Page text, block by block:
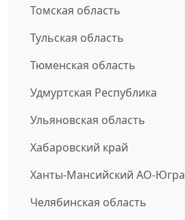
Томская область
Тульская область
Тюменская область
Удмуртская Республика
Ульяновская область
Хабаровский край
Ханты-Мансийский АО-Югра
Челябинская область